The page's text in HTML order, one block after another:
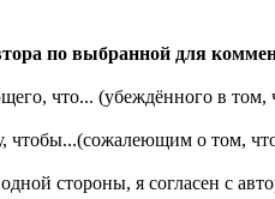
по выбранной для
что... (убеждённого в том,
чтобы...(сожалеющим о том,
стороны, я согласен с